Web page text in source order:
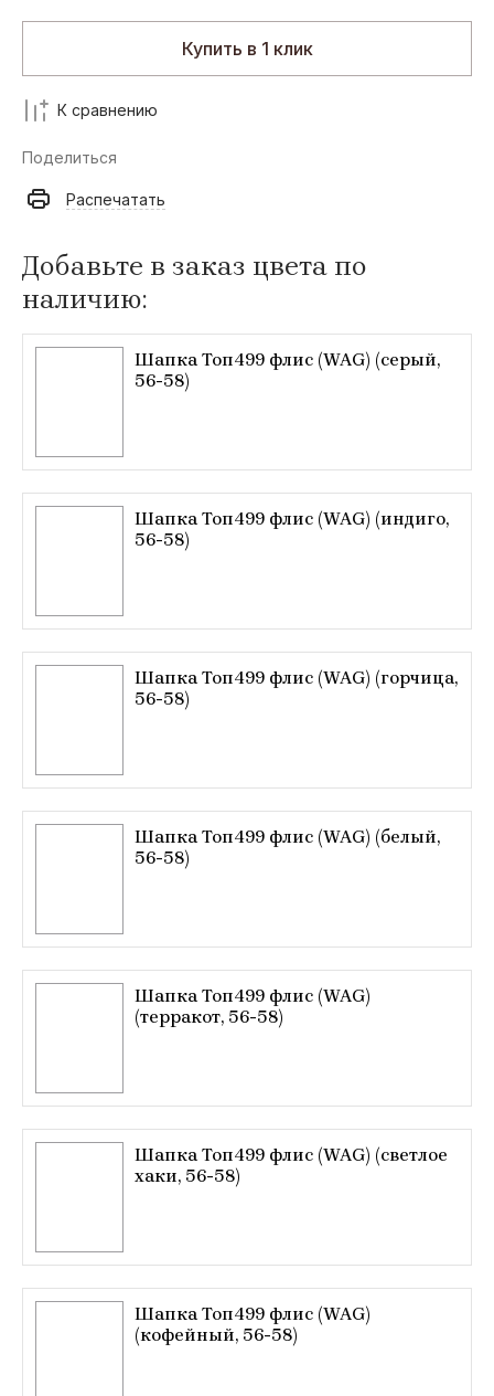
Купить в 1 клик
К сравнению
Поделиться
Распечатать
Добавьте в заказ цвета по
наличию:
Шапка Топ499 флис (WAG) (серый,
56-58)
Шапка Топ499 флис (WAG) (индиго,
56-58)
Шапка Топ499 флис (WAG) (горчица,
56-58)
Шапка Топ499 флис (WAG) (белый,
56-58)
Шапка Топ499 флис (WAG)
(терракот, 56-58)
Шапка Топ499 флис (WAG) (светлое
хаки, 56-58)
Шапка Топ499 флис (WAG)
(кофейный, 56-58)